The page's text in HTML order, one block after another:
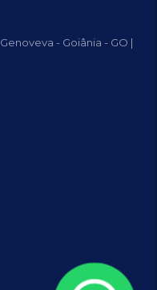
- Goiânia - GO |